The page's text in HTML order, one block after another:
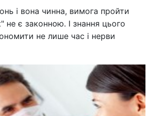
і вона чинна, вимога пройти
не є законною. І знання цього
не лише час і нерви